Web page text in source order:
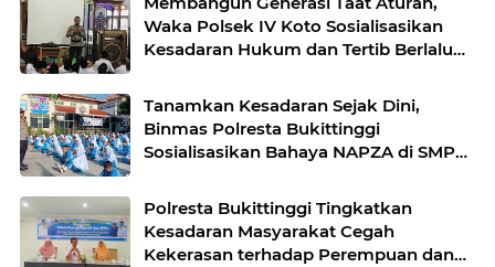
Waka Polsek IV Koto Sosialisasikan
Kesadaran Hukum dan Tertib Berlalu
Tanamkan Kesadaran Sejak Dini,
Binmas Polresta Bukittinggi
Sosialisasikan Bahaya NAPZA di SMPN
Polresta Bukittinggi Tingkatkan
Kesadaran Masyarakat Cegah
Kekerasan terhadap Perempuan dan